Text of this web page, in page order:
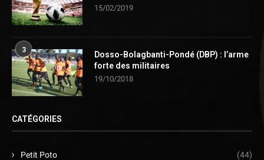
15/02/2019
3
Dosso-Bolagbanti-Pondé (DBP) : l’arme
forte des militaires
19/10/2018
CATÉGORIES
Petit Poto (44)